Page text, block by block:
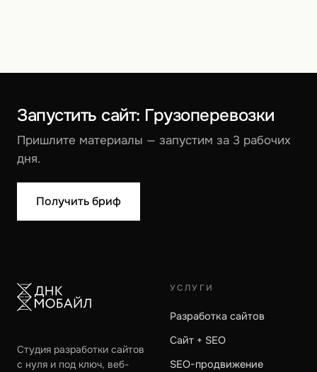
Запустить сайт: Грузоперевозки
Пришлите материалы — запустим за 3 рабочих
дня.
Получить бриф
Студия разработки сайтов
с нуля и под ключ, веб-
УСЛУГИ
Разработка сайтов
Сайт + SEO
SEO-продвижение